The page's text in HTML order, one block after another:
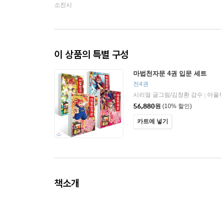
소진시
이 상품의 특별 구성
마법천자문 4권 입문 세트
전4권
시리얼 글그림/김창환 감수
아울
56,880원 (10% 할인)
카트에 넣기
책소개